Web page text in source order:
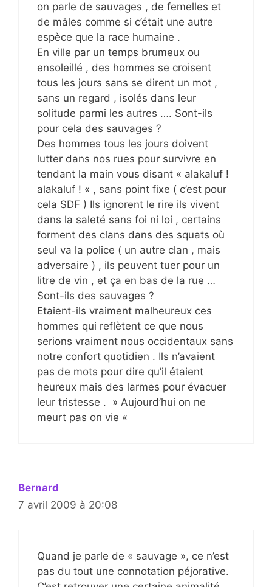
on parle de sauvages , de femelles et
de mâles comme si c’était une autre
espèce que la race humaine .
En ville par un temps brumeux ou
ensoleillé , des hommes se croisent
tous les jours sans se dirent un mot ,
sans un regard , isolés dans leur
solitude parmi les autres …. Sont-ils
pour cela des sauvages ?
Des hommes tous les jours doivent
lutter dans nos rues pour survivre en
tendant la main vous disant « alakaluf !
alakaluf ! « , sans point fixe ( c’est pour
cela SDF ) Ils ignorent le rire ils vivent
dans la saleté sans foi ni loi , certains
forment des clans dans des squats où
seul va la police ( un autre clan , mais
adversaire ) , ils peuvent tuer pour un
litre de vin , et ça en bas de la rue …
Sont-ils des sauvages ?
Etaient-ils vraiment malheureux ces
hommes qui reflètent ce que nous
serions vraiment nous occidentaux sans
notre confort quotidien . Ils n’avaient
pas de mots pour dire qu’il étaient
heureux mais des larmes pour évacuer
leur tristesse . » Aujourd’hui on ne
meurt pas on vie «
Bernard
7 avril 2009 à 20:08
Quand je parle de « sauvage », ce n’est
pas du tout une connotation péjorative.